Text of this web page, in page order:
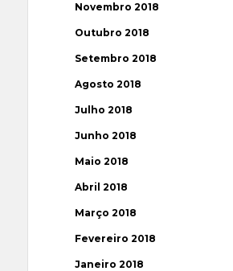
Novembro 2018
Outubro 2018
Setembro 2018
Agosto 2018
Julho 2018
Junho 2018
Maio 2018
Abril 2018
Março 2018
Fevereiro 2018
Janeiro 2018